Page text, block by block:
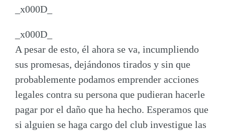
_x000D_
_x000D_
A pesar de esto, él ahora se va, incumpliendo
sus promesas, dejándonos tirados y sin que
probablemente podamos emprender acciones
legales contra su persona que pudieran hacerle
pagar por el daño que ha hecho. Esperamos que
si alguien se haga cargo del club investigue las